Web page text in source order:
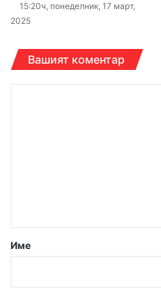
15:20ч, понеделник, 17 март,
2025
Вашият коментар
р
Име